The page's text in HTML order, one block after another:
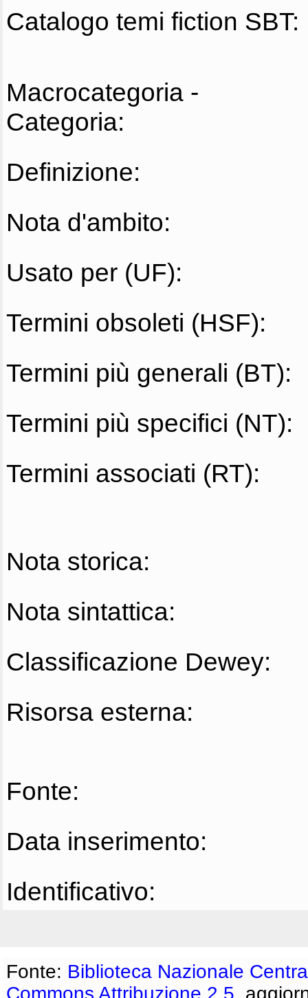
Catalogo temi fiction SBT:
Macrocategoria -
Categoria:
Definizione:
Nota d'ambito:
Usato per (UF):
Termini obsoleti (HSF):
Termini più generali (BT):
Termini più specifici (NT):
Termini associati (RT):
Nota storica:
Nota sintattica:
Classificazione Dewey:
Risorsa esterna:
Fonte:
Data inserimento:
Identificativo:
Fonte: Biblioteca Nazionale
Commons Attribuzione 2.5 ,